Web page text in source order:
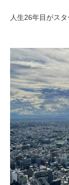
人生26年目がスタ